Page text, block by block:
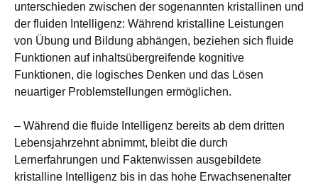
unterschieden zwischen der sogenannten kristallinen und
der fluiden Intelligenz: Während kristalline Leistungen
von Übung und Bildung abhängen, beziehen sich fluide
Funktionen auf inhaltsübergreifende kognitive
Funktionen, die logisches Denken und das Lösen
neuartiger Problemstellungen ermöglichen.
– Während die fluide Intelligenz bereits ab dem dritten
Lebensjahrzehnt abnimmt, bleibt die durch
Lernerfahrungen und Faktenwissen ausgebildete
kristalline Intelligenz bis in das hohe Erwachsenenalter